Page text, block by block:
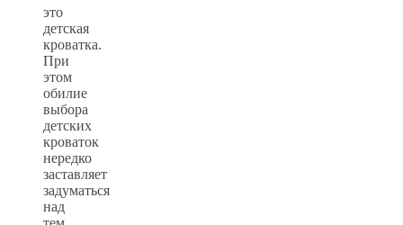
это
детская
кроватка.
При
этом
обилие
выбора
детских
кроваток
нередко
заставляет
задуматься
над